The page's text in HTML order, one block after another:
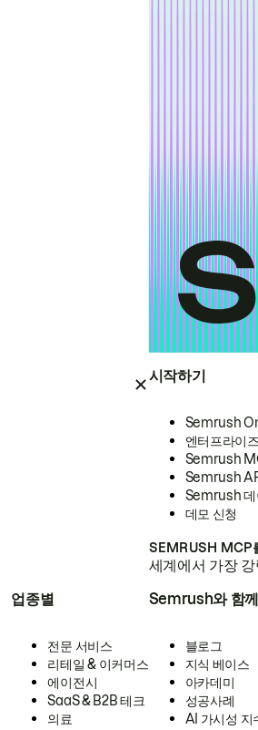
시작하기
Semrush
엔터프라이즈
Semrush
Semrush
Semrush 데
데모 신청
SEMRUSH MCP
세계에서 가장
업종별
전문 서비스
리테일 & 이커머스
에이전시
SaaS & B2B 테크
의료
Semrush와 함
블로그
지식 베이스
아카데미
성공사례
AI 가시성 지